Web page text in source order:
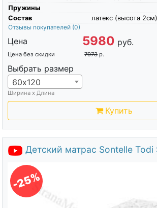
Пружины
Состав
латекс (высота
Отзывы покупателей (0)
Цена 5980 руб.
Цена без скидки 7973 р.
Выбрать размер
60х120
Ширина х Длина
Купить
Детский матрас Sontelle Todi
-25%